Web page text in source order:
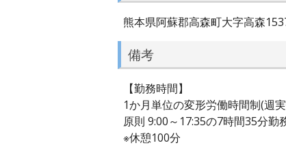
熊本県阿蘇郡高森町大字高森
備考
【勤務時間】
1か月単位の変形労働時間制(週
原則 9:00～17:35の7時間35分勤
※休憩100分